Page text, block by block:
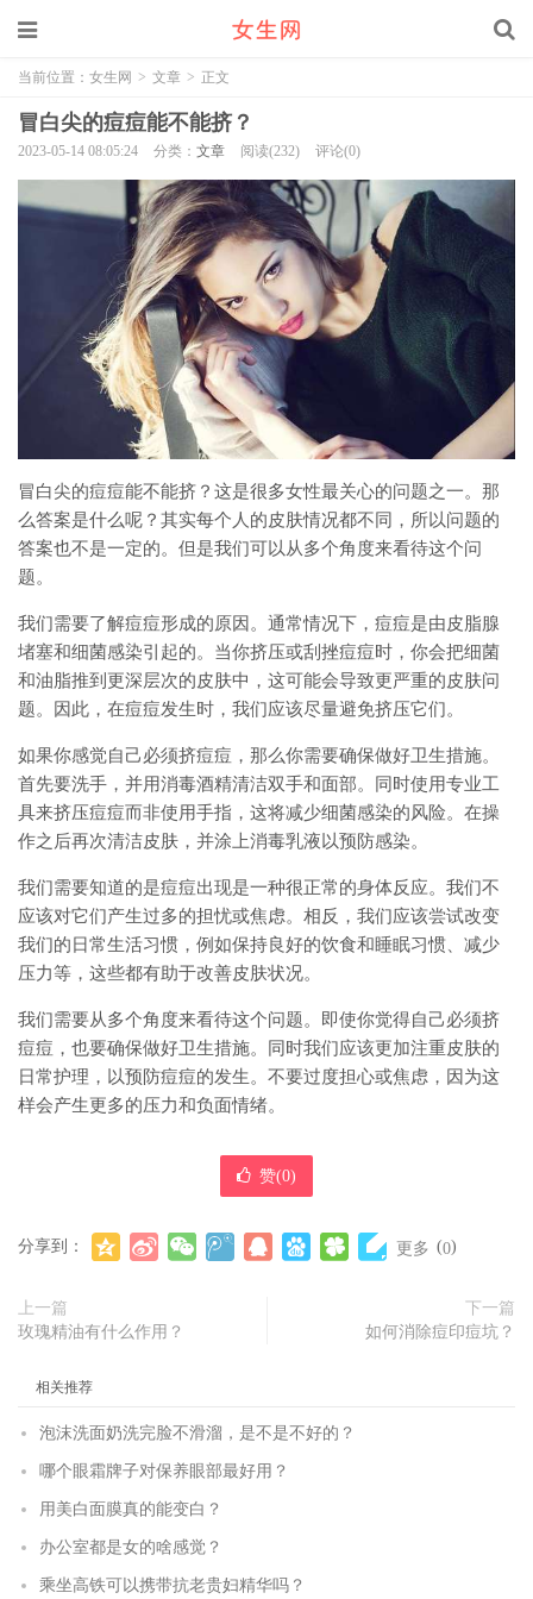
当前位置： 女生网 > 文章 > 正文
冒白尖的痘痘能不能挤？
2023-05-14 08:05:24 分类： 文章 阅读(232) 评论(0)
冒白尖的痘痘能不能挤？这是很多女性最关心的问题之一。那
么答案是什么呢？其实每个人的皮肤情况都不同，所以问题的
答案也不是一定的。但是我们可以从多个角度来看待这个问
题。
我们需要了解痘痘形成的原因。通常情况下，痘痘是由皮脂腺
堵塞和细菌感染引起的。当你挤压或刮挫痘痘时，你会把细菌
和油脂推到更深层次的皮肤中，这可能会导致更严重的皮肤问
题。因此，在痘痘发生时，我们应该尽量避免挤压它们。
如果你感觉自己必须挤痘痘，那么你需要确保做好卫生措施。
首先要洗手，并用消毒酒精清洁双手和面部。同时使用专业工
具来挤压痘痘而非使用手指，这将减少细菌感染的风险。在操
作之后再次清洁皮肤，并涂上消毒乳液以预防感染。
我们需要知道的是痘痘出现是一种很正常的身体反应。我们不
应该对它们产生过多的担忧或焦虑。相反，我们应该尝试改变
我们的日常生活习惯，例如保持良好的饮食和睡眠习惯、减少
压力等，这些都有助于改善皮肤状况。
我们需要从多个角度来看待这个问题。即使你觉得自己必须挤
痘痘，也要确保做好卫生措施。同时我们应该更加注重皮肤的
日常护理，以预防痘痘的发生。不要过度担心或焦虑，因为这
样会产生更多的压力和负面情绪。
赞(0)
分享到： 更多 (0)
上一篇
玫瑰精油有什么作用？
下一篇
如何消除痘印痘坑？
相关推荐
泡沫洗面奶洗完脸不滑溜，是不是不好的？
哪个眼霜牌子对保养眼部最好用？
用美白面膜真的能变白？
办公室都是女的啥感觉？
乘坐高铁可以携带抗老贵妇精华吗？